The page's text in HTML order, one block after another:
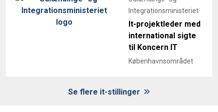
Integrationsministeriet
It-projektleder med
international sigte
til Koncern IT
Københavnsområdet
Se flere it-stillinger